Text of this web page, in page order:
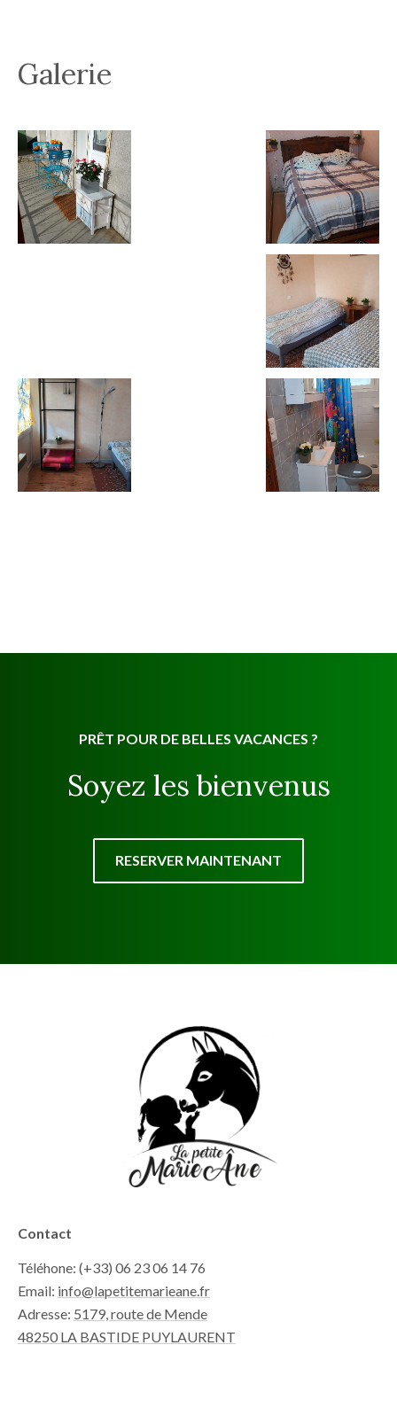
Galerie
PRÊT POUR DE BELLES VACANCES ?
Soyez les bienvenus
RESERVER MAINTENANT
Contact
Téléhone: (+33) 06 23 06 14 76
Email: info@lapetitemarieane.fr
Adresse: 5179, route de Mende
48250 LA BASTIDE PUYLAURENT